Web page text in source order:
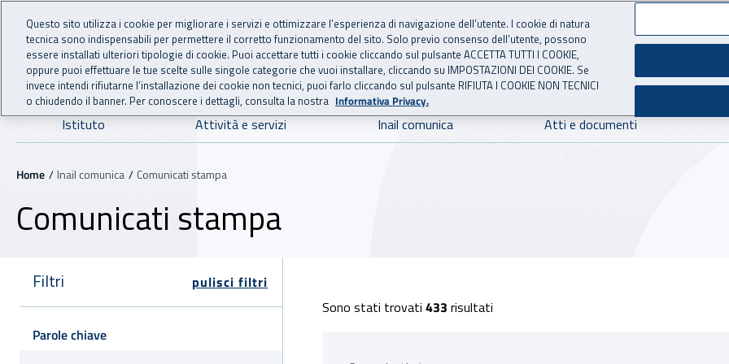
Vai al menu principale
Vai al contenuto principale
INAIL - Istituto Nazionale per l'Assicurazione
Navigazione principale
Istituto Attività e servizi Inail comunica Atti e documenti
Navigazione - Ti trovi in:
Home Inail comunica Comunicati stampa
Comunicati stampa
Filtri pulisci filtri
Parole chiave
Elenco corsi
Sono stati trovati 433 risultati
Questo sito utilizza i cookie per migliorare i servizi e ottimizzare l’esperienza di navigazione dell’utente. I cookie di natura
tecnica sono indispensabili per permettere il corretto funzionamento del sito. Solo previo consenso dell’utente, possono
essere installati ulteriori tipologie di cookie. Puoi accettare tutti i cookie cliccando sul pulsante ACCETTA TUTTI I COOKIE,
oppure puoi effettuare le tue scelte sulle singole categorie che vuoi installare, cliccando su IMPOSTAZIONI DEI COOKIE. Se
invece intendi rifiutarne l’installazione dei cookie non tecnici, puoi farlo cliccando sul pulsante RIFIUTA I COOKIE NON TECNICI
o chiudendo il banner. Per conoscere i dettagli, consulta la nostra Informativa Privacy.